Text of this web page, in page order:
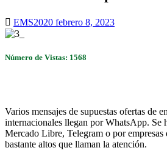
EMS2020 febrero 8, 2023
Número de Vistas: 1568
Varios mensajes de supuestas ofertas de
internacionales llegan por WhatsApp. Se
Mercado Libre, Telegram o por empresas
bastante altos que llaman la atención.